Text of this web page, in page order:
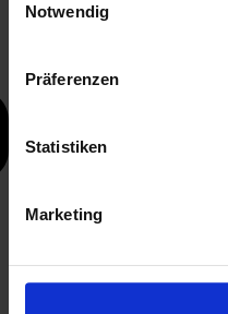
Notwendig
Präferenzen
Statistiken
Marketing